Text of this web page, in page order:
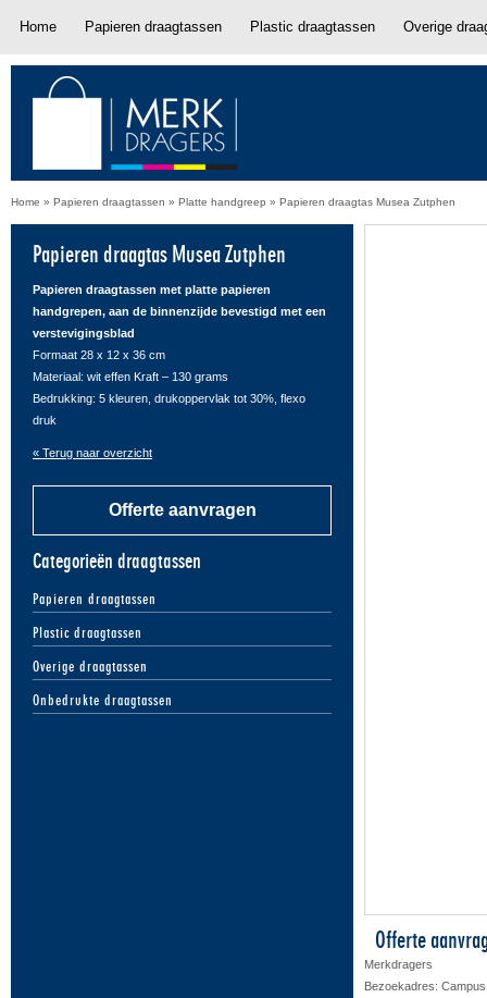
Home Papieren draagtassen Plastic draagtassen Overige
Home » Papieren draagtassen » Platte handgreep » Papieren draagtas Musea Zutphen
Papieren draagtas Musea Zutphen
Papieren draagtassen met platte papieren
handgrepen, aan de binnenzijde bevestigd met een
verstevigingsblad
Formaat 28 x 12 x 36 cm
Materiaal: wit effen Kraft – 130 grams
Bedrukking: 5 kleuren, drukoppervlak tot 30%, flexo
druk
« Terug naar overzicht
Offerte aanvragen
Categorieën draagtassen
Papieren draagtassen
Plastic draagtassen
Overige draagtassen
Onbedrukte draagtassen
Offerte
Merkdragers
Bezoekadres: